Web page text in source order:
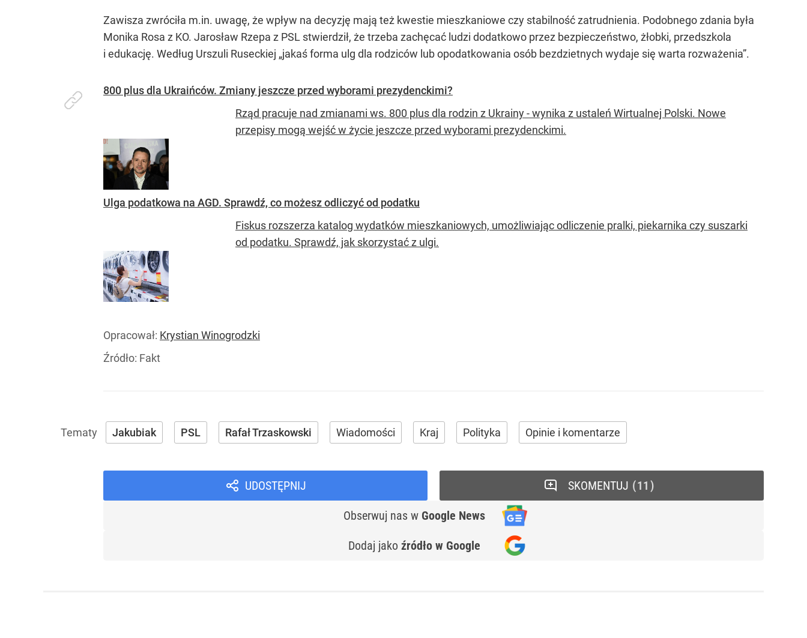
Zawisza zwróciła m.in. uwagę, że wpływ na decyzję mają też kwestie mieszkaniowe czy stabilność zatrudnienia. Podobnego zdania była
Monika Rosa z KO. Jarosław Rzepa z PSL stwierdził, że trzeba zachęcać ludzi dodatkowo przez bezpieczeństwo, żłobki, przedszkola
i edukację. Według Urszuli Ruseckiej „jakaś forma ulg dla rodziców lub opodatkowania osób bezdzietnych wydaje się warta rozważenia”.
800 plus dla Ukraińców. Zmiany jeszcze przed wyborami prezydenckimi?
Rząd pracuje nad zmianami ws. 800 plus dla rodzin z Ukrainy - wynika z ustaleń Wirtualnej Polski. Nowe
przepisy mogą wejść w życie jeszcze przed wyborami prezydenckimi.
Ulga podatkowa na AGD. Sprawdź, co możesz odliczyć od podatku
Fiskus rozszerza katalog wydatków mieszkaniowych, umożliwiając odliczenie pralki, piekarnika czy suszarki
od podatku. Sprawdź, jak skorzystać z ulgi.
Opracował: Krystian Winogrodzki
Źródło: Fakt
Jakubiak PSL Rafał Trzaskowski Wiadomości Kraj Polityka Opinie i komentarze
UDOSTĘPNIJ
Obserwuj nas w Google News
Dodaj jako źródło w Google
SKOMENTUJ 11